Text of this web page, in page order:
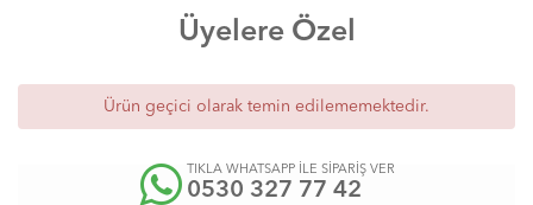
Üyelere Özel
Ürün geçici olarak temin edilememektedir.
TIKLA WHATSAPP İLE SİPARİŞ VER
0530 327 77 42